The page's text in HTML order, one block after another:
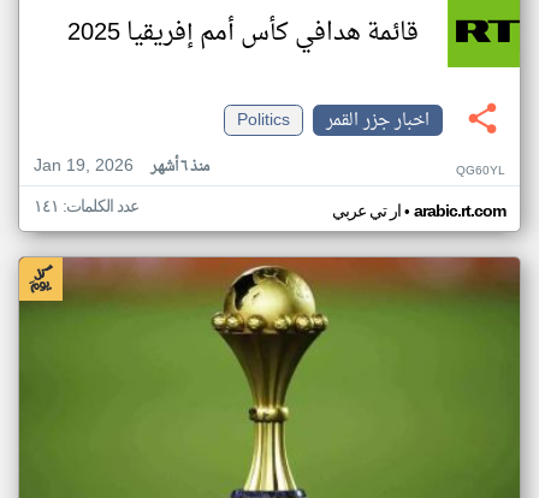
قائمة هدافي كأس أمم إفريقيا 2025
اخبار جزر القمر
Politics
Jan 19, 2026
منذ ٦ أشهر QG60YL
ار تي عربي• arabic.rt.com عدد الكلمات: ١٤١